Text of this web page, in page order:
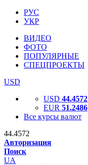
РУС
УКР
ВИДЕО
ФОТО
ПОПУЛЯРНЫЕ
СПЕЦПРОЕКТЫ
USD
USD 44.4572
EUR 51.2486
Все курсы валют
44.4572
Авторизация
Поиск
UA